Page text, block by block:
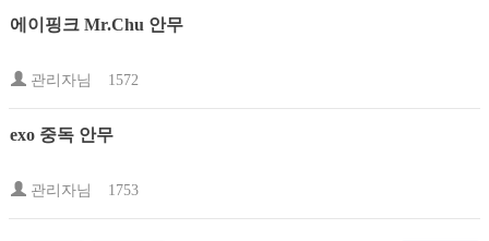
에이핑크 Mr.Chu 안무
관리자님 1572
exo 중독 안무
관리자님 1753